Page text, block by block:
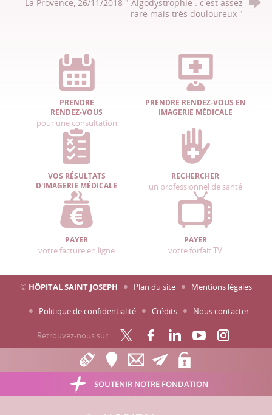
La Provence, 26/11/2018 " Algodystrophie : c'est assez
rare mais très douloureux "
PRENDRE
RENDEZ-VOUS
pour une consultation
PRENDRE RENDEZ-VOUS EN
IMAGERIE MÉDICALE
VOS RÉSULTATS
D'IMAGERIE MÉDICALE
RECHERCHER
un professionnel de santé
PAYER
votre facture en ligne
PAYER
votre forfait TV
© HÔPITAL SAINT JOSEPH Plan du site Mentions légales
Politique de confidentialité Crédits Nous contacter
Retrouvez-nous sur…
SOUTENIR NOTRE FONDATION